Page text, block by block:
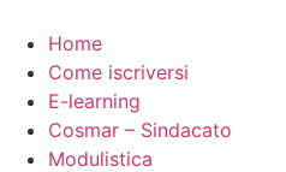
contenuto
Home
Come iscriversi
E-learning
Cosmar – Sindacato
Modulistica